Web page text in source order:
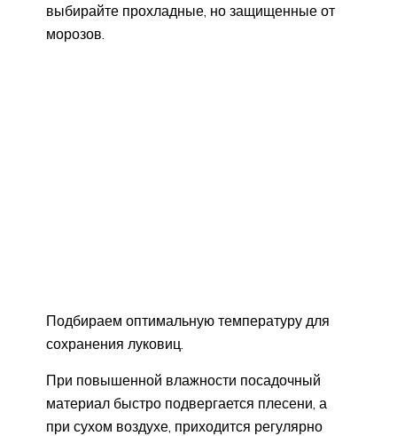
выбирайте прохладные, но защищенные от
морозов.
Подбираем оптимальную температуру для
сохранения луковиц.
При повышенной влажности посадочный
материал быстро подвергается плесени, а
при сухом воздухе, приходится регулярно